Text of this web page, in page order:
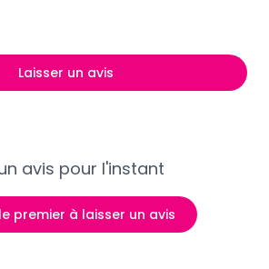
avis pour l'instant
premier à laisser un avis
Laisser un avis